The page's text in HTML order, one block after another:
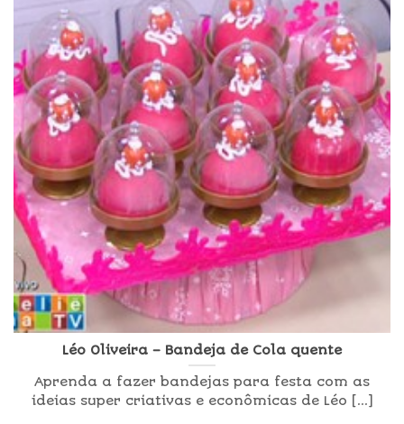
Léo Oliveira – Bandeja de Cola quente
Aprenda a fazer bandejas para festa com as
ideias super criativas e econômicas de Léo [...]